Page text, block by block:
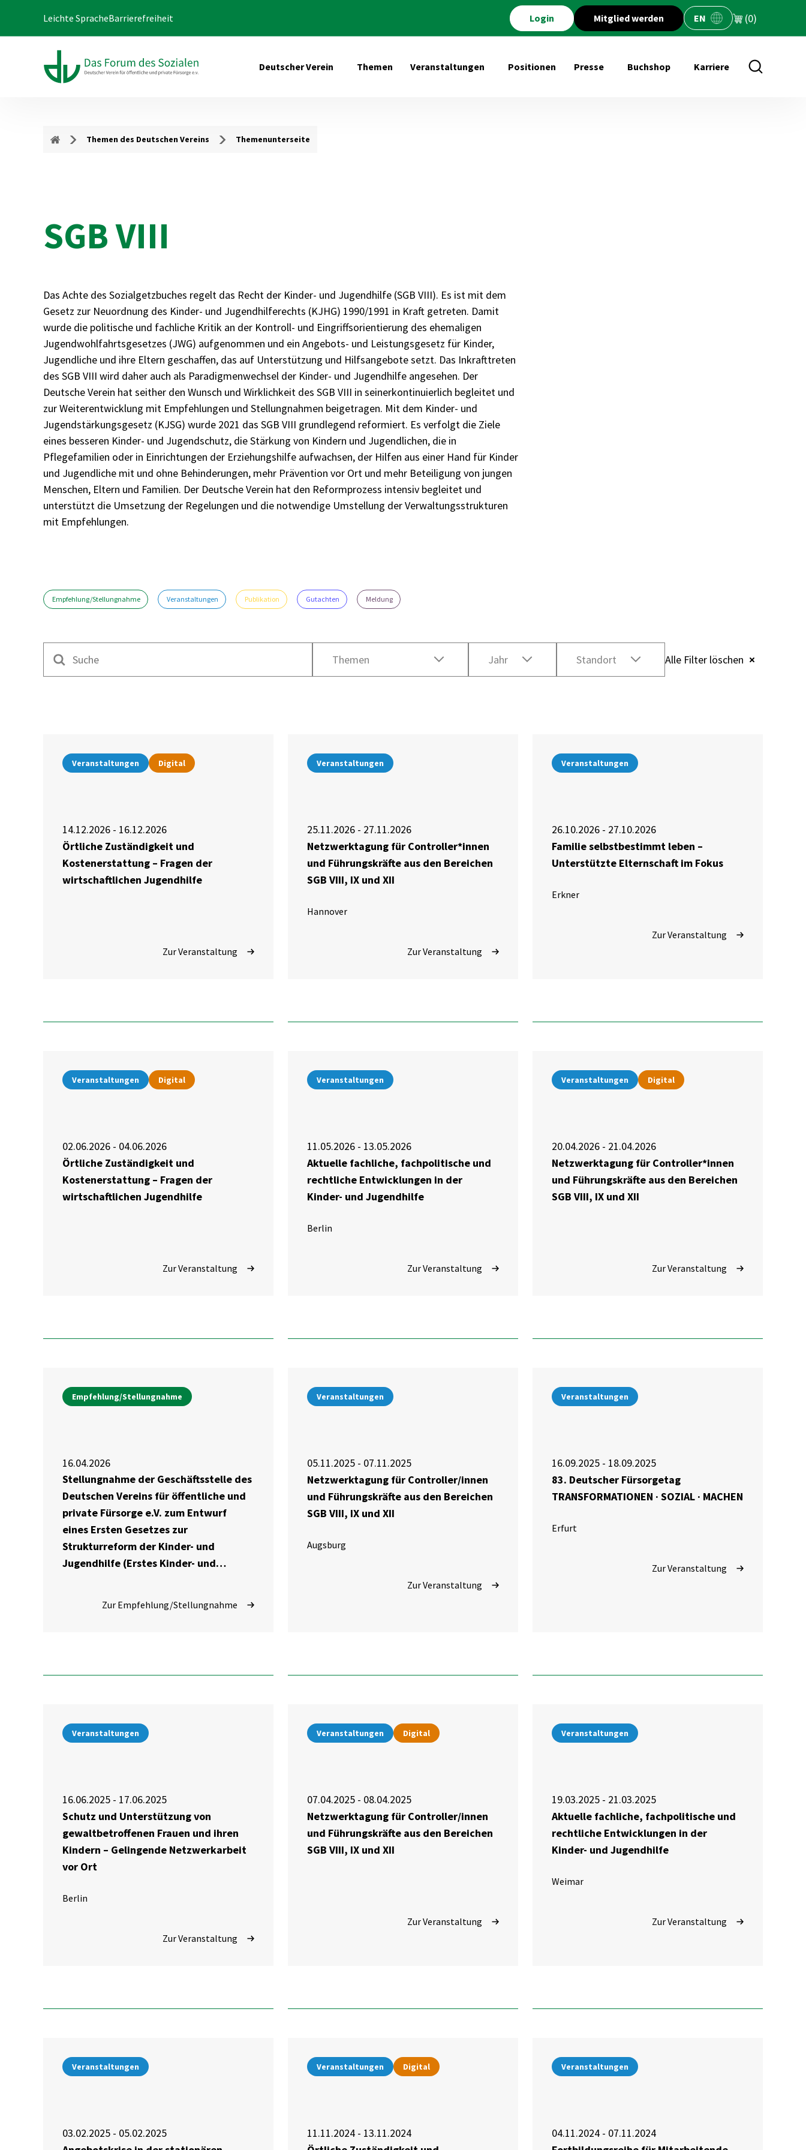
Leichte SpracheBarrierefreiheit Login Mitglied werden EN (0)
Deutscher Verein Themen Veranstaltungen Positionen Presse Buchshop
Untermenü öffnen für
Karriere
Themen des Deutschen Vereins Themenunterseite
SGB VIII
Das Achte des Sozialgetzbuches regelt das Recht der Kinder- und Jugendhilfe (SGB VIII). Es ist mit dem
Gesetz zur Neuordnung des Kinder- und Jugendhilferechts (KJHG) 1990/1991 in Kraft getreten. Damit
wurde die politische und fachliche Kritik an der Kontroll- und Eingriffsorientierung des ehemaligen
Jugendwohlfahrtsgesetzes (JWG) aufgenommen und ein Angebots- und Leistungsgesetz für Kinder,
Jugendliche und ihre Eltern geschaffen, das auf Unterstützung und Hilfsangebote setzt. Das Inkrafttreten
des SGB VIII wird daher auch als Paradigmenwechsel der Kinder- und Jugendhilfe angesehen. Der
Deutsche Verein hat seither den Wunsch und Wirklichkeit des SGB VIII in seinerkontinuierlich begleitet und
zur Weiterentwicklung mit Empfehlungen und Stellungnahmen beigetragen. Mit dem Kinder- und
Jugendstärkungsgesetz (KJSG) wurde 2021 das SGB VIII grundlegend reformiert. Es verfolgt die Ziele
eines besseren Kinder- und Jugendschutz, die Stärkung von Kindern und Jugendlichen, die in
Pflegefamilien oder in Einrichtungen der Erziehungshilfe aufwachsen, der Hilfen aus einer Hand für Kinder
und Jugendliche mit und ohne Behinderungen, mehr Prävention vor Ort und mehr Beteiligung von jungen
Menschen, Eltern und Familien. Der Deutsche Verein hat den Reformprozess intensiv begleitet und
unterstützt die Umsetzung der Regelungen und die notwendige Umstellung der Verwaltungsstrukturen
mit Empfehlungen.
Empfehlung/Stellungnahme Veranstaltungen Publikation Gutachten Meldung
Suche
Themen Jahr Standort Alle Filter löschen
Veranstaltungen Digital
14.12.2026 - 16.12.2026
Örtliche Zuständigkeit und
Kostenerstattung – Fragen der
wirtschaftlichen Jugendhilfe
Zur Veranstaltung
Veranstaltungen
25.11.2026 - 27.11.2026
Netzwerktagung für Controller*innen
und Führungskräfte aus den Bereichen
SGB VIII, IX und XII
Hannover
Zur Veranstaltung
Veranstaltungen
26.10.2026 - 27.10.2026
Familie selbstbestimmt leben –
Unterstützte Elternschaft im Fokus
Erkner
Zur Veranstaltung
Veranstaltungen Digital
02.06.2026 - 04.06.2026
Örtliche Zuständigkeit und
Kostenerstattung – Fragen der
wirtschaftlichen Jugendhilfe
Zur Veranstaltung
Veranstaltungen
11.05.2026 - 13.05.2026
Aktuelle fachliche, fachpolitische und
rechtliche Entwicklungen in der
Kinder- und Jugendhilfe
Berlin
Zur Veranstaltung
Veranstaltungen Digital
20.04.2026 - 21.04.2026
Netzwerktagung für Controller*innen
und Führungskräfte aus den Bereichen
SGB VIII, IX und XII
Zur Veranstaltung
Empfehlung/Stellungnahme
16.04.2026
Stellungnahme der Geschäftsstelle des
Deutschen Vereins für öffentliche und
private Fürsorge e.V. zum Entwurf
eines Ersten Gesetzes zur
Strukturreform der Kinder- und
Jugendhilfe (Erstes Kinder- und
Zur Empfehlung/Stellungnahme
Veranstaltungen
05.11.2025 - 07.11.2025
Netzwerktagung für Controller/innen
und Führungskräfte aus den Bereichen
SGB VIII, IX und XII
Augsburg
Zur Veranstaltung
Veranstaltungen
16.09.2025 - 18.09.2025
83. Deutscher Fürsorgetag
TRANSFORMATIONEN · SOZIAL · MACHEN
Erfurt
Zur Veranstaltung
Veranstaltungen
16.06.2025 - 17.06.2025
Schutz und Unterstützung von
gewaltbetroffenen Frauen und ihren
Kindern – Gelingende Netzwerkarbeit
vor Ort
Berlin
Zur Veranstaltung
Veranstaltungen Digital
07.04.2025 - 08.04.2025
Netzwerktagung für Controller/innen
und Führungskräfte aus den Bereichen
SGB VIII, IX und XII
Zur Veranstaltung
Veranstaltungen
19.03.2025 - 21.03.2025
Aktuelle fachliche, fachpolitische und
rechtliche Entwicklungen in der
Kinder- und Jugendhilfe
Weimar
Zur Veranstaltung
Veranstaltungen
03.02.2025 - 05.02.2025
Veranstaltungen Digital
11.11.2024 - 13.11.2024
Veranstaltungen
04.11.2024 - 07.11.2024